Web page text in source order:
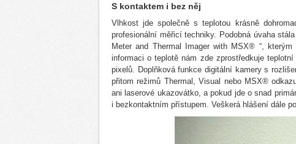
S kontaktem i bez něj
Vlhkost jde společně s teplotou krásně
profesionální měřicí techniky. Podobná úvaha
Meter and Thermal Imager with MSX® “,
informaci o teplotě nám zde zprostředkuje
pixelů. Doplňková funkce digitální kamery s
přitom režimů Thermal, Visual nebo MSX®
ani laserové ukazovátko, a pokud jde o snad
i bezkontaktním přístupem. Veškerá hlášení dále